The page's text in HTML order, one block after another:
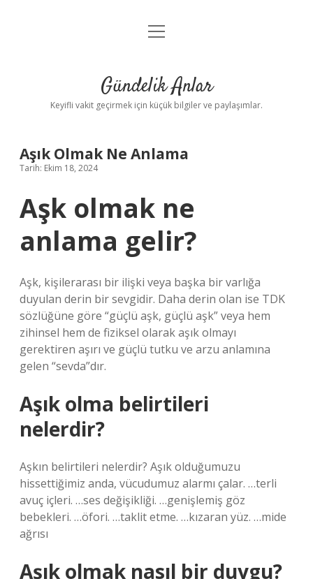
Anasayfa
Yasal Uyarı
menüyü
Gündelik Anlar
Keyifli vakit geçirmek için küçük bilgiler ve paylaşımlar.
Aşık Olmak Ne Anlama
Tarih: Ekim 18, 2024
Aşk olmak ne
anlama gelir?
Aşk, kişilerarası bir ilişki veya başka bir varlığa
duyulan derin bir sevgidir. Daha derin olan ise TDK
sözlüğüne göre “güçlü aşk, güçlü aşk” veya hem
zihinsel hem de fiziksel olarak aşık olmayı
gerektiren aşırı ve güçlü tutku ve arzu anlamına
gelen “sevda”dır.
Aşık olma belirtileri
nelerdir?
Aşkın belirtileri nelerdir? Aşık olduğumuzu
hissettiğimiz anda, vücudumuz alarmı çalar. …terli
avuç içleri. …ses değişikliği. …genişlemiş göz
bebekleri. …öfori. …taklit etme. …kızaran yüz. …mide
ağrısı
Aşık olmak nasıl bir duygu?